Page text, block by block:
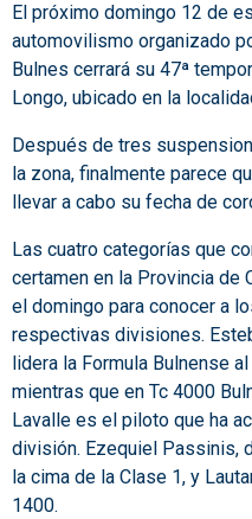
El próximo domingo 12 de
automovilismo organizado
Bulnes cerrará su 47ª
Longo, ubicado en la
Después de tres
la zona, finalmente parece
llevar a cabo su fecha de
Las cuatro categorías que
certamen en la Provincia de
el domingo para conocer a
respectivas divisiones.
lidera la Formula Bulnense
mientras que en Tc 4000
Lavalle es el piloto que ha
división. Ezequiel Passinis,
la cima de la Clase 1, y
1400.